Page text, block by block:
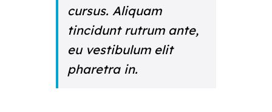
cursus. Aliquam
tincidunt rutrum ante,
eu vestibulum elit
pharetra in.